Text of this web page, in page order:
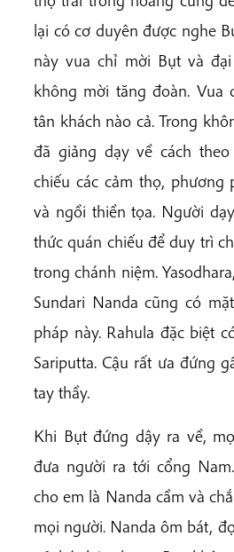
lại có cơ duyên được nghe
này vua chỉ mời Bụt và
không mời tăng đoàn. Vua
tân khách nào cả. Trong
đã giảng dạy về cách
chiếu các cảm thọ, phương
và ngồi thiền tọa. Người
thức quán chiếu để duy trì
trong chánh niệm.
Sundari Nanda cũng có
pháp này. Rahula đặc biệt
Sariputta. Cậu rất ưa đứng
tay thầy.
Khi Bụt đứng dậy ra về,
đưa người ra tới cổng
cho em là Nanda cầm và
mọi người. Nanda ôm bát,